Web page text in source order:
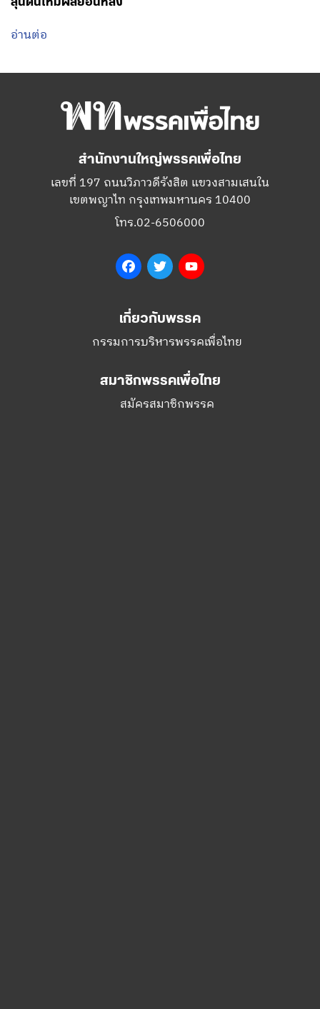
ลุ้นดันให้มีผลย้อนหลัง
อ่านต่อ
สำนักงานใหญ่พรรคเพื่อไทย
เลขที่ 197 ถนนวิภาวดีรังสิต แขวงสามเสนใน
เขตพญาไท กรุงเทพมหานคร 10400
โทร.02-6506000
FacebookTwitter
เกี่ยวกับพรรค
กรรมการบริหารพรรคเพื่อไทย
สมาชิกพรรคเพื่อไทย
สมัครสมาชิกพรรค